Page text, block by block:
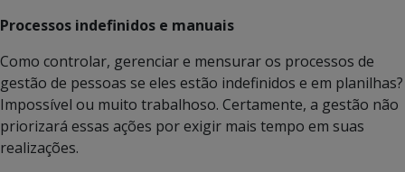
Processos indefinidos e manuais
Como controlar, gerenciar e mensurar os processos de
gestão de pessoas se eles estão indefinidos e em planilhas?
Impossível ou muito trabalhoso. Certamente, a gestão não
priorizará essas ações por exigir mais tempo em suas
realizações.